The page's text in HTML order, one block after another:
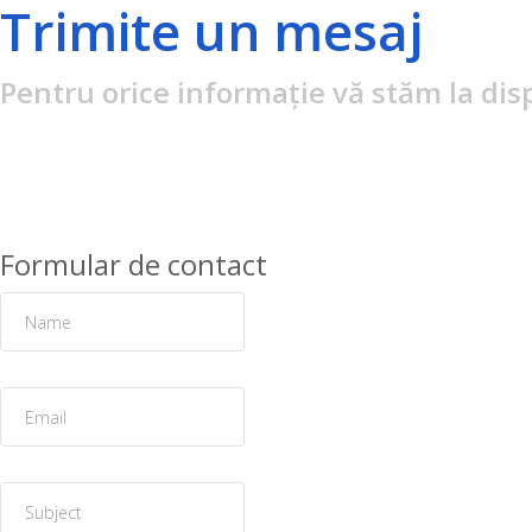
Trimite un mesaj
Pentru orice informație vă stăm la
Formular de contact